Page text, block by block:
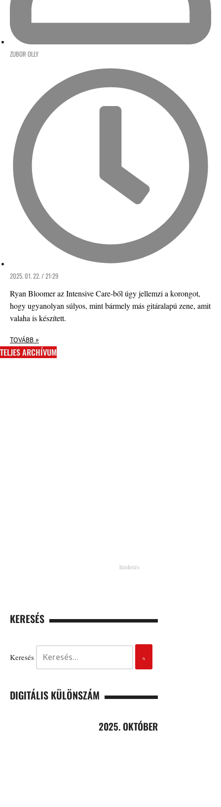
ZUBOR OLLY
2025. 01. 22. / 21:29
Ryan Bloomer az Intensive Care-ből úgy jellemzi a korongot,
hogy ugyanolyan súlyos, mint bármely más gitáralapú zene, amit
valaha is készített.
TOVÁBB »
TELJES ARCHÍVUM
KERESÉS
Keresés
DIGITÁLIS KÜLÖNSZÁM
2025. OKTÓBER